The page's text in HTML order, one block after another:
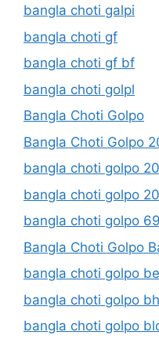
bangla choti galpi
bangla choti gf
bangla choti gf bf
bangla choti golpl
Bangla Choti Golpo
Bangla Choti Golpo
bangla choti golpo
bangla choti golpo
bangla choti golpo 69
Bangla Choti Golpo
bangla choti golpo
bangla choti golpo
bangla choti golpo